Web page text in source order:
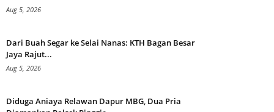
Aug 5, 2026
Dari Buah Segar ke Selai Nanas: KTH Bagan Besar
Jaya Rajut...
Aug 5, 2026
Diduga Aniaya Relawan Dapur MBG, Dua Pria